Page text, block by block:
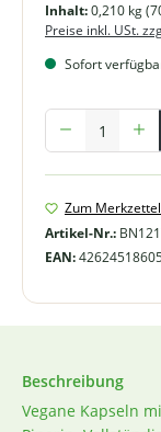
Inhalt:0,210 kg
Preise inkl. USt.
Sofort
Produkt Anzahl:
Zum
Artikel-Nr.:
EAN:
Beschreibung
Vegane Kapseln